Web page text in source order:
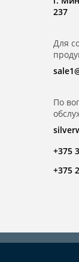
237
Для
По
+375
+375